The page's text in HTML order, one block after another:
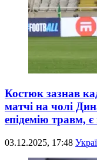
Костюк зазнав
матчі на чолі
епідемію травм,
03.12.2025, 17:48